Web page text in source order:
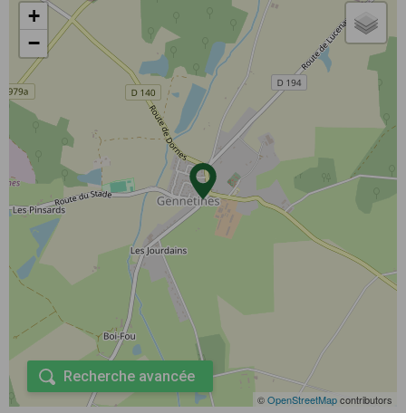
+
−
©OpenStreetMapcontributors
Recherche avancée